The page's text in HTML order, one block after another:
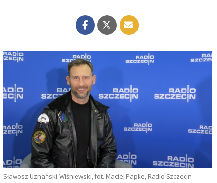
Sławosz Uznański-Wiśniewski, fot. Maciej Papke, Radio Szczecin